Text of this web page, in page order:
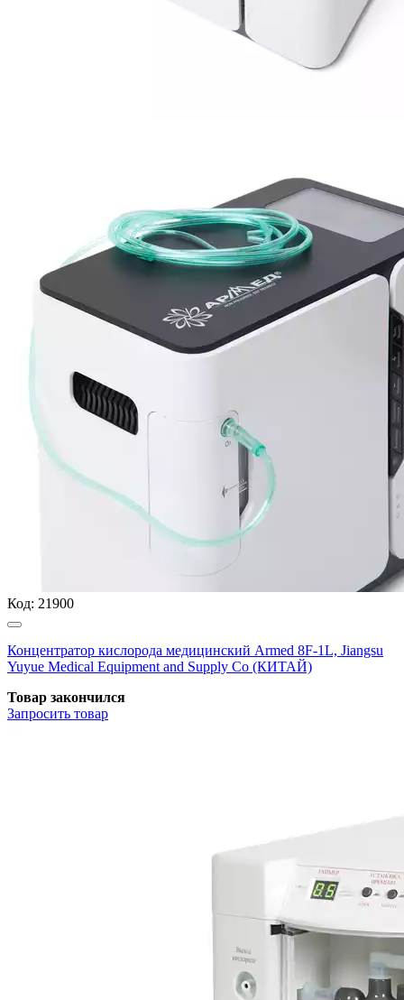
Код: 21900
Концентратор кислорода медицинский Armed 8F-1L, Jiangsu
Yuyue Medical Equipment and Supply Co (КИТАЙ)
Товар закончился
Запросить товар